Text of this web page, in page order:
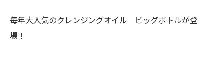
毎年大人気のクレンジングオイル ビッグボトルが登
場！